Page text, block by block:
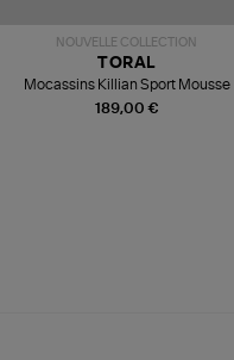
NOUVELLE COLLECTION
189,00 €
TORAL
Mocassins Killian Sport Mousse